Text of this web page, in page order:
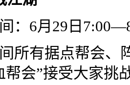
6月29日7:00—8
有据点帮会、
帮会”接受大家挑